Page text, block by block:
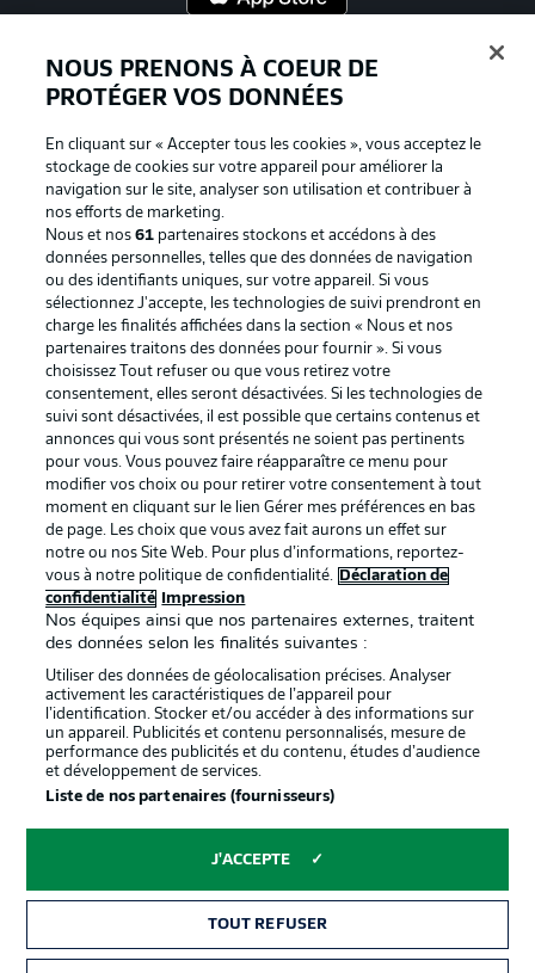
La publicité Conditions d’utilisation des
Mentions Légales Gérer mes préférences
Déclaration de
confidentialité
Diffuseurs
Travaux Contact
Impression Joueurs
© 2026 Bundesliga-Gruppe GmbH
Choisissez votre langue
Affichage
NOUS PRENONS À COEUR DE
PROTÉGER VOS DONNÉES
En cliquant sur « Accepter tous les cookies », vous acceptez le
stockage de cookies sur votre appareil pour améliorer la
navigation sur le site, analyser son utilisation et contribuer à
nos efforts de marketing.
Nous et nos61 partenaires stockons et accédons à des
données personnelles, telles que des données de navigation
ou des identifiants uniques, sur votre appareil. Si vous
sélectionnez J'accepte, les technologies de suivi prendront en
charge les finalités affichées dans la section « Nous et nos
partenaires traitons des données pour fournir ». Si vous
choisissez Tout refuser ou que vous retirez votre
consentement, elles seront désactivées. Si les technologies de
suivi sont désactivées, il est possible que certains contenus et
annonces qui vous sont présentés ne soient pas pertinents
pour vous. Vous pouvez faire réapparaître ce menu pour
modifier vos choix ou pour retirer votre consentement à tout
moment en cliquant sur le lien Gérer mes préférences en bas
de page. Les choix que vous avez fait aurons un effet sur
notre ou nos Site Web. Pour plus d’informations, reportez-
vous à notre politique de confidentialité.
Déclaration de
confidentialité
Impression
Nos équipes ainsi que nos partenaires externes, traitent
des données selon les finalités suivantes :
Utiliser des données de géolocalisation précises. Analyser
activement les caractéristiques de l’appareil pour
l’identification. Stocker et/ou accéder à des informations sur
un appareil. Publicités et contenu personnalisés, mesure de
performance des publicités et du contenu, études d’audience
et développement de services.
Liste de nos partenaires (fournisseurs)
J'ACCEPTE
TOUT REFUSER